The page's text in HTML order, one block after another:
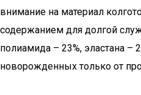
внимание на материал
содержанием для долгой
полиамида – 23%, эластана –
новорожденных только от